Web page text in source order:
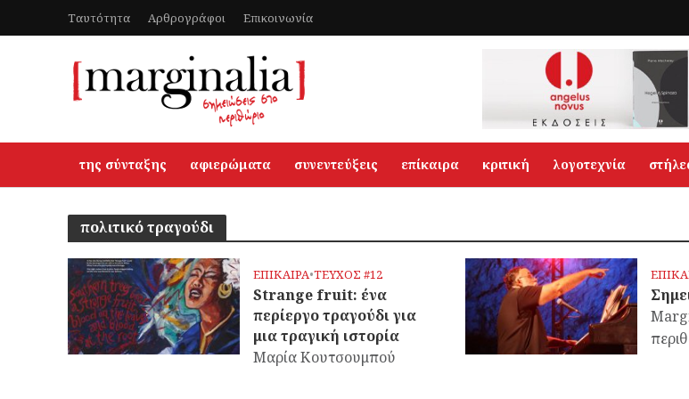
Ταυτότητα Αρθρογράφοι Επικοινωνία
της σύνταξης αφιερώματα συνεντεύξεις επίκαιρα κριτική λογοτεχνία
πολιτικό τραγούδι
ΕΠΙΚΑΙΡΑ•ΤΕΥΧΟΣ #12
Strange fruit: ένα
περίεργο τραγούδι για
μια τραγική ιστορία
Μαρία Κουτσουμπού